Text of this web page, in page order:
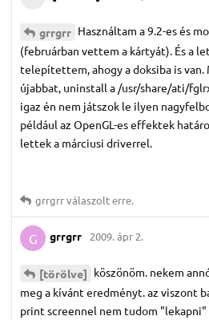
grrgrr Használtam a 9.2-es és
(februárban vettem a kártyát). És a
telepítettem, ahogy a doksiba is
újabbat, uninstall a /usr/share/ati/
igaz én nem játszok le ilyen
például az OpenGL-es effektek
lettek a márciusi driverrel.
grrgrrválaszolt erre.
G grrgrr 2009. ápr 2.
[törölve] köszönöm. nekem
meg a kívánt eredményt. az viszont
print screennel nem tudom "lekapni"